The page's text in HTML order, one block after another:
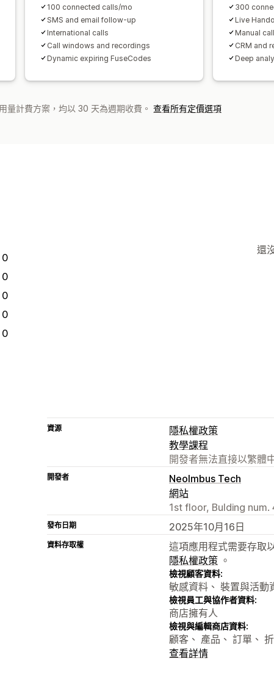
100 connected calls/mo
SMS and email follow-up
International calls
Call windows and recordings
Dynamic expiring FuseCodes
300
Live
Manual
CRM and
Deep
量計費方案，均以 30 天為週期收費。 查看所有定價選項
0
0
0
0
0
還
資源
隱私權政策
教學課程
開發者無法直接以繁體
開發者
NeoImbus Tech
網站
1st floor, Bulding num.
發布日期 2025年10月16日
資料存取權
這項應用程式需要存取
隱私權政策 。
檢視顧客資料:
敏感資料、 裝置與活動
檢視員工與協作者資料:
商店擁有人
檢視與編輯商店資料:
顧客、 產品、 訂單、
查看詳情